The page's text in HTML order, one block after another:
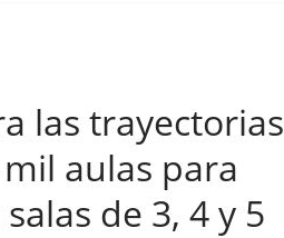
las trayectorias
aulas para
de 3, 4 y 5